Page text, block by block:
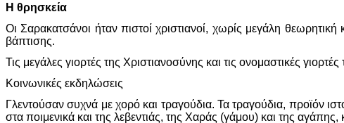
Η θρησκεία
Οι Σαρακατσάνοι ήταν πιστοί χριστιανοί, χωρίς μεγάλη
βάπτισης.
Τις μεγάλες γιορτές της Χριστιανοσύνης και τις ονομαστικές
Κοινωνικές εκδηλώσεις
Γλεντούσαν συχνά με χορό και τραγούδια. Τα τραγούδια, προϊόν
στα ποιμενικά και της λεβεντιάς, της Χαράς (γάμου) και της αγάπης,